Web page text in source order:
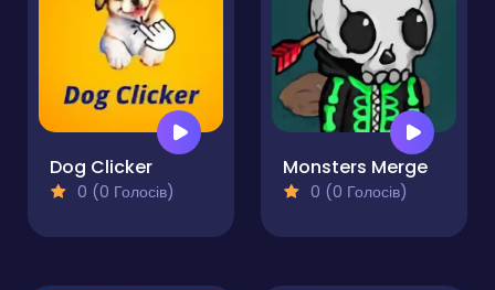
Dog Clicker
0 (0 Голосів)
Monsters Merge
0 (0 Голосів)